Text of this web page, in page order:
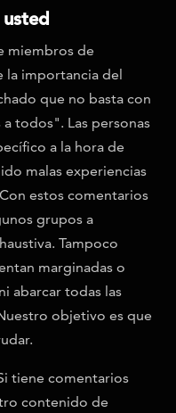
miembros de
importancia del
que no basta con
todos". Las personas
a la hora de
malas experiencias
estos comentarios
grupos a
Tampoco
marginadas o
abarcar todas las
objetivo es que
tiene comentarios
contenido de